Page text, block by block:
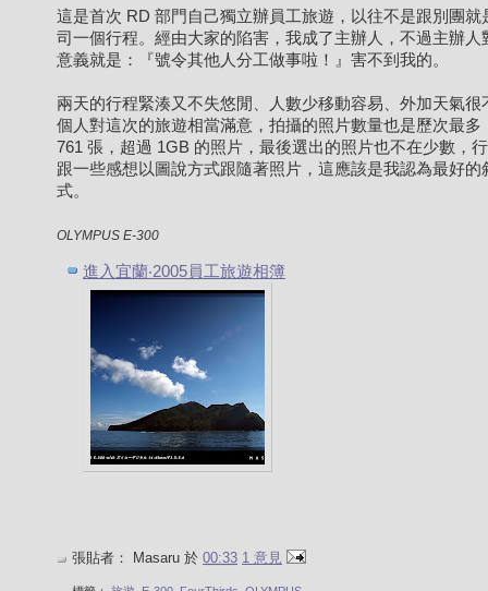
這是首次 RD 部門自己獨立辦員工旅遊，以往不是跟別團就
司一個行程。經由大家的陷害，我成了主辦人，不過主辦人
意義就是：『號令其他人分工做事啦！』害不到我的。
兩天的行程緊湊又不失悠閒、人數少移動容易、外加天氣很
個人對這次的旅遊相當滿意，拍攝的照片數量也是歷次最多
761 張，超過 1GB 的照片，最後選出的照片也不在少數，
跟一些感想以圖說方式跟隨著照片，這應該是我認為最好的
式。
OLYMPUS E-300
進入宜蘭‧2005員工旅遊相簿
張貼者： Masaru 於 00:33 1 意見